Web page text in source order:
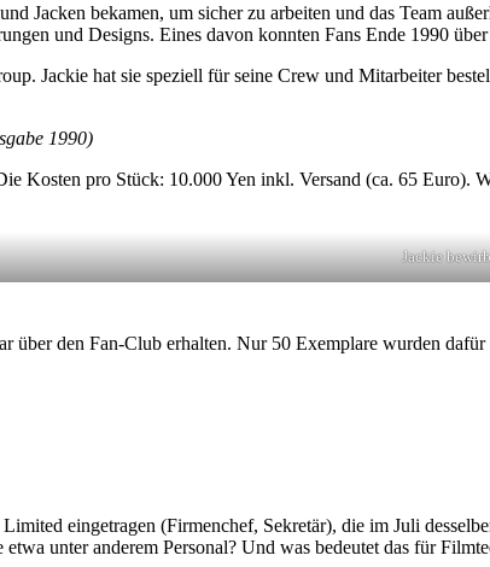
Jacken bekamen, um sicher zu arbeiten und das Team
und Designs. Eines davon konnten Fans Ende 1990
Jackie hat sie speziell für seine Crew und Mitarbeiter
1990)
Kosten pro Stück: 10.000 Yen inkl. Versand (ca. 65 Euro).
Jackie
den Fan-Club erhalten. Nur 50 Exemplare wurden
eingetragen (Firmenchef, Sekretär), die im Juli
unter anderem Personal? Und was bedeutet das für